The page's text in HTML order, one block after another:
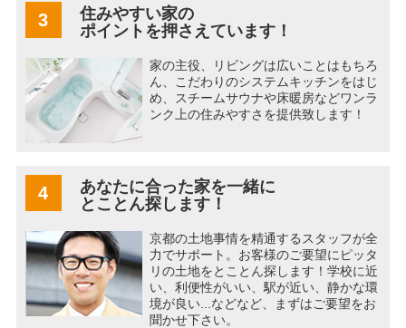
3
住みやすい家の
ポイントを押さえています！
家の主役、リビングは広いことはもちろ
ん、こだわりのシステムキッチンをはじ
め、スチームサウナや床暖房などワンラ
ンク上の住みやすさを提供致します！
4
あなたに合った家を一緒に
とことん探します！
京都の土地事情を精通するスタッフが全
力でサポート。お客様のご要望にピッタ
リの土地をとことん探します！学校に近
い、利便性がいい、駅が近い、静かな環
境が良い...などなど、まずはご要望をお
聞かせ下さい。